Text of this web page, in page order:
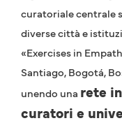
curatoriale centrale
diverse città e
«Exercises in
Santiago, Bogotá,
unendo una rete
curatori e